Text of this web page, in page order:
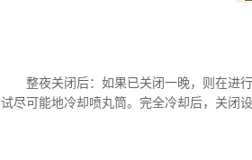
整夜关闭后：如果已关闭一晚，则在进行
试尽可能地冷却喷丸筒。完全冷却后，关闭